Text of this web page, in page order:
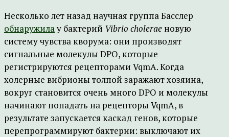
Несколько лет назад научная группа Басслер
обнаружилау бактерий Vibrio cholerae новую
систему чувства кворума: они производят
сигнальные молекулы DPO, которые
регистрируются рецепторами VqmA. Когда
холерные вибрионы толпой заражают хозяина,
вокруг становится очень много DPO и молекулы
начинают попадать на рецепторы VqmA, в
результате запускается каскад генов, которые
перепрограммируют бактерии: выключают их